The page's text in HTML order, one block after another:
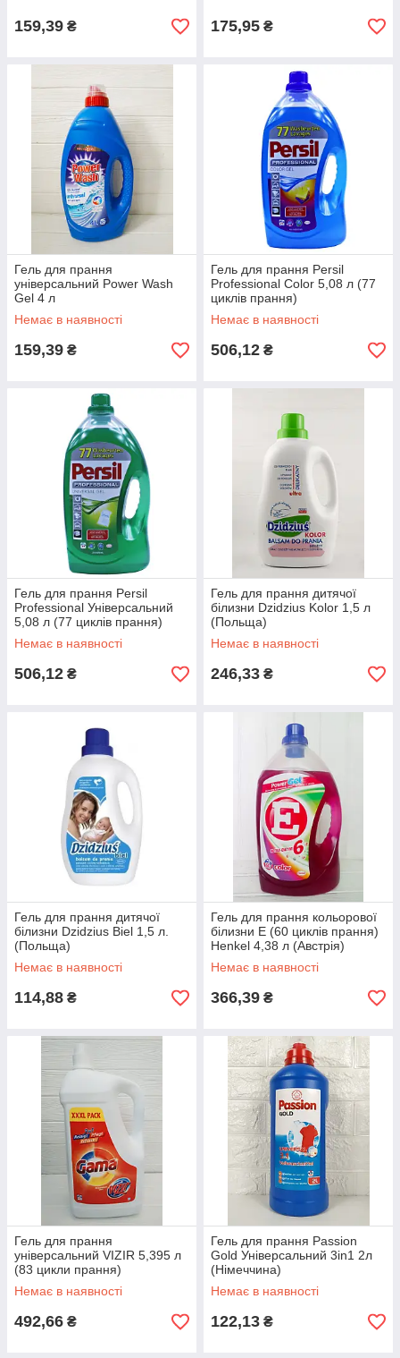
159,39 ₴ 175,95 ₴
Гель для прання
універсальний Power Wash
Gel 4 л
Немає в наявності
159,39 ₴
Гель для прання Persil
Professional Color 5,08 л (77
циклів прання)
Немає в наявності
506,12 ₴
Гель для прання Persil
Professional Універсальний
5,08 л (77 циклів прання)
Немає в наявності
506,12 ₴
Гель для прання дитячої
білизни Dzidzius Kolor 1,5 л
(Польща)
Немає в наявності
246,33 ₴
Гель для прання дитячої
білизни Dzidzius Biel 1,5 л.
(Польща)
Немає в наявності
114,88 ₴
Гель для прання кольорової
білизни E (60 циклів прання)
Henkel 4,38 л (Австрія)
Немає в наявності
366,39 ₴
Гель для прання
універсальний VIZIR 5,395 л
(83 цикли прання)
Немає в наявності
492,66 ₴
Гель для прання Passion
Gold Універсальний 3in1 2л
(Німеччина)
Немає в наявності
122,13 ₴